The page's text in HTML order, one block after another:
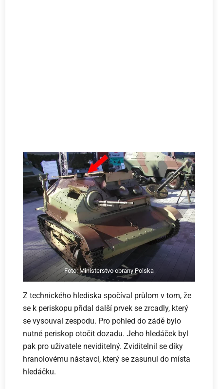
Foto: Ministerstvo obrany Polska
Z technického hlediska spočíval průlom v tom, že
se k periskopu přidal další prvek se zrcadly, který
se vysouval zespodu. Pro pohled do zádě bylo
nutné periskop otočit dozadu. Jeho hledáček byl
pak pro uživatele neviditelný. Zviditelnil se díky
hranolovému nástavci, který se zasunul do místa
hledáčku.